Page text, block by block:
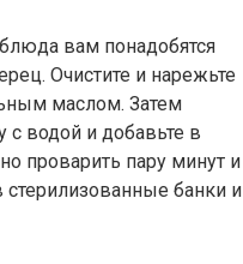
вам понадобятся
Очистите и нарежьте
маслом. Затем
с водой и добавьте в
проварить пару минут и
банки и